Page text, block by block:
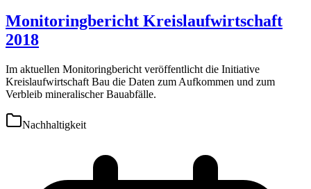
Monitoringbericht Kreislaufwirtschaft
2018
Im aktuellen Monitoringbericht veröffentlicht die Initiative
Kreislaufwirtschaft Bau die Daten zum Aufkommen und zum
Verbleib mineralischer Bauabfälle.
Nachhaltigkeit